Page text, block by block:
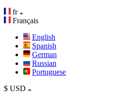
fr
Français
English
Spanish
German
Russian
Portuguese
$ USD